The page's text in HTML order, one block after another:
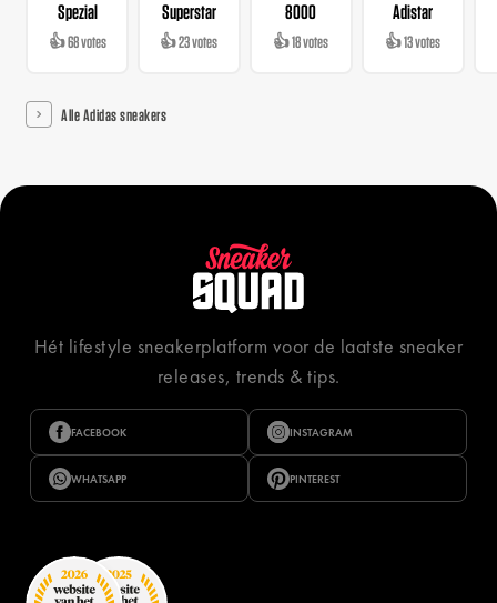
Spezial
👍 68 votes
Superstar
👍 23 votes
8000
👍 18 votes
Adistar
👍 13 votes
Alle Adidas sneakers
Hét lifestyle sneakerplatform voor de laatste sneaker
releases, trends & tips.
FACEBOOK INSTAGRAM
WHATSAPP PINTEREST